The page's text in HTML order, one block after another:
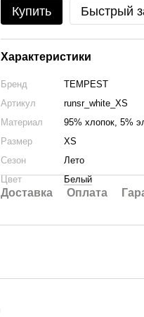
Купить Быстрый
Характеристики
Бренд
TEMPEST
Артикул
runsr_white_XS
Материал
95% хлопок, 5%
Размер
XS
Сезон
Лето
Цвет
Белый
Доставка Оплата